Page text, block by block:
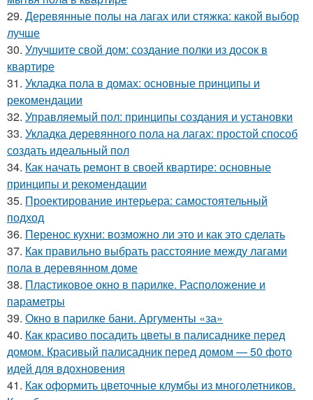
29. Деревянные полы на лагах или стяжка: какой выбор
лучше
30. Улучшите свой дом: создание полки из досок в
квартире
31. Укладка пола в домах: основные принципы и
рекомендации
32. Управляемый пол: принципы создания и установки
33. Укладка деревянного пола на лагах: простой способ
создать идеальный пол
34. Как начать ремонт в своей квартире: основные
принципы и рекомендации
35. Проектирование интерьера: самостоятельный
подход
36. Перенос кухни: возможно ли это и как это сделать
37. Как правильно выбрать расстояние между лагами
пола в деревянном доме
38. Пластиковое окно в парилке. Расположение и
параметры
39. Окно в парилке бани. Аргументы «за»
40. Как красиво посадить цветы в палисаднике перед
домом. Красивый палисадник перед домом — 50 фото
идей для вдохновения
41. Как оформить цветочные клумбы из многолетников.